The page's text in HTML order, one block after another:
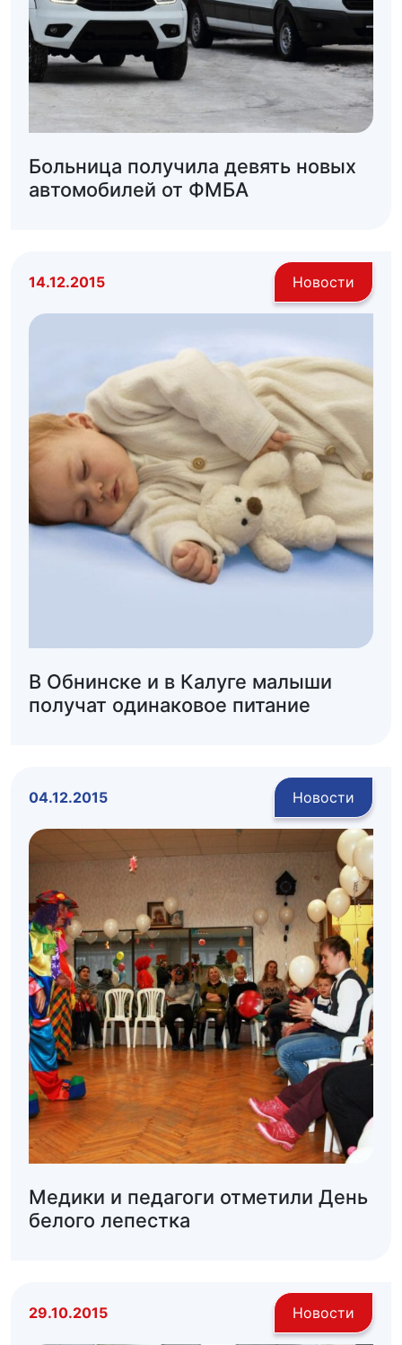
Больница получила девять новых
автомобилей от ФМБА
14.12.2015 Новости
В Обнинске и в Калуге малыши
получат одинаковое питание
04.12.2015 Новости
Медики и педагоги отметили День
белого лепестка
29.10.2015 Новости